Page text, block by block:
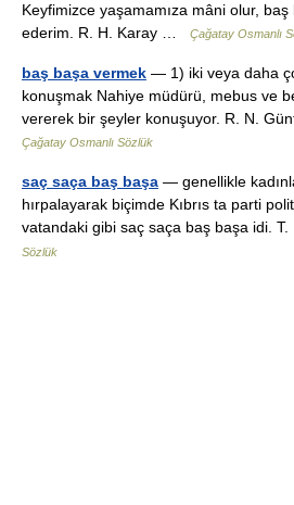
Keyfimizce yaşamamıza mâni olur, baş
ederim. R. H. Karay …
Çağatay Osmanlı
baş başa vermek — 1) iki veya daha
konuşmak Nahiye müdürü, mebus ve
vererek bir şeyler konuşuyor. R. N.
Çağatay Osmanlı Sözlük
saç saça baş başa — genellikle
hırpalayarak biçimde Kıbrıs ta parti
vatandaki gibi saç saça baş başa idi.
Sözlük